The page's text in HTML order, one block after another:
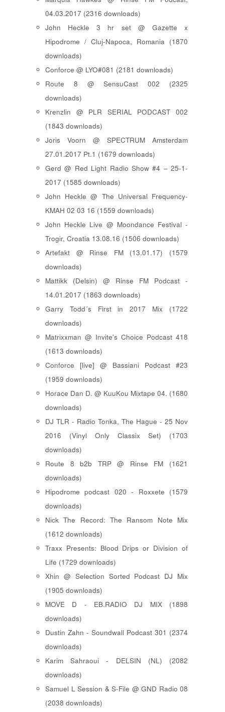
04.03.2017 (2316 downloads)
John Heckle 3 hr set @ Gazette x
Hipodrome / Cluj-Napoca, Romania (1870
downloads)
Conforce @ LYO#081 (2181 downloads)
Route 8 @ SensuCast 002 (2325
downloads)
Krenzlin @ PLR SERIAL PODCAST 002
(1843 downloads)
Joris Voorn @ SPECTRUM Amsterdam
27.01.2017 Pt.1 (1679 downloads)
Gerd @ Red Light Radio Show #4 – 25-1-
2017 (1585 downloads)
John Heckle @ The Universal Frequency-
KMAH 02 03 16 (1559 downloads)
John Heckle Live @ Moondance Festival -
Trogir, Croatia 13.08.16 (1506 downloads)
Artefakt @ Rinse FM (13.01.17) (1579
downloads)
Mattikk (Delsin) @ Rinse FM Podcast -
14.01.2017 (1863 downloads)
Garry Todd´s First in 2017 Mix (1722
downloads)
Matrixxman @ Invite's Choice Podcast 418
(1613 downloads)
Conforce [live] @ Bassiani Podcast #23
(1959 downloads)
Horace Dan D. @ KuuKou Mixtape 04. (1680
downloads)
DJ TLR - Radio Tonka, The Hague - 25 Nov
2016 (Vinyl Only Classix Set) (1703
downloads)
Route 8 b2b TRP @ Rinse FM (1621
downloads)
Hipodrome podcast 020 - Roxxete (1579
downloads)
Nick The Record: The Ransom Note Mix
(1612 downloads)
Traxx Presents: Blood Drips or Division of
Life (1729 downloads)
Xhin @ Selection Sorted Podcast DJ Mix
(1905 downloads)
MOVE D - EB.RADIO DJ MIX (1898
downloads)
Dustin Zahn - Soundwall Podcast 301 (2374
downloads)
Karim Sahraoui - DELSIN (NL) (2082
downloads)
Samuel L Session & S-File @ GND Radio 08
(2038 downloads)